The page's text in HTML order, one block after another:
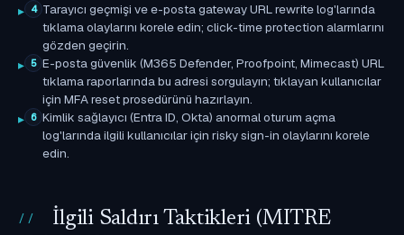
4 Tarayıcı geçmişi ve e-posta gateway URL rewrite log'larında
tıklama olaylarını korele edin; click-time protection alarmlarını
gözden geçirin.
5 E-posta güvenlik (M365 Defender, Proofpoint, Mimecast) URL
tıklama raporlarında bu adresi sorgulayın; tıklayan kullanıcılar
için MFA reset prosedürünü hazırlayın.
6 Kimlik sağlayıcı (Entra ID, Okta) anormal oturum açma
log'larında ilgili kullanıcılar için risky sign-in olaylarını korele
edin.
İlgili Saldırı Taktikleri (MITRE